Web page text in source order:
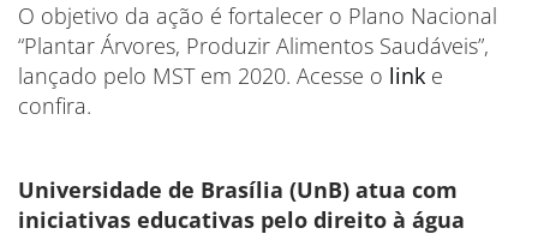
O objetivo da ação é fortalecer o Plano Nacional
“Plantar Árvores, Produzir Alimentos Saudáveis”,
lançado pelo MST em 2020. Acesse o link e
confira.
Universidade de Brasília (UnB) atua com
iniciativas educativas pelo direito à água